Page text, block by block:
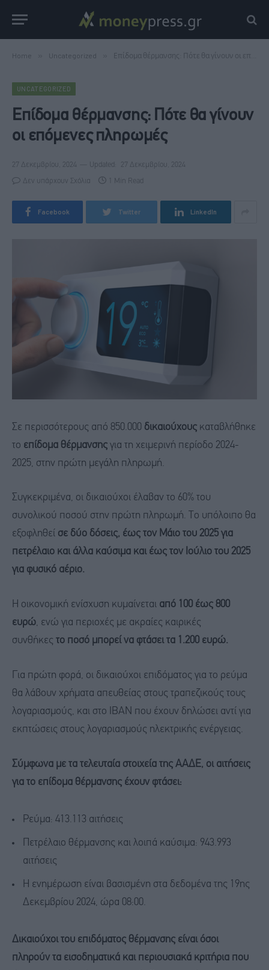
Home Uncategorized Επίδομα θέρμανσης: Πότε θα γίνουν οι επόμενες πληρωμές
UNCATEGORIZED
Επίδομα θέρμανσης: Πότε θα γίνουν
οι επόμενες πληρωμές
27 Δεκεμβρίου, 2024 Updated: 27 Δεκεμβρίου, 2024
Δεν υπάρχουν Σχόλια 1 Min Read
Facebook Twitter LinkedIn
Σε περισσότερους από 850.000 δικαιούχους καταβλήθηκε
το επίδομα θέρμανσης για τη χειμερινή περίοδο 2024-
2025, στην πρώτη μεγάλη πληρωμή.
Συγκεκριμένα, οι δικαιούχοι έλαβαν το 60% του
συνολικού ποσού στην πρώτη πληρωμή. Το υπόλοιπο θα
εξοφληθεί σε δύο δόσεις, έως τον Μάιο του 2025 για
πετρέλαιο και άλλα καύσιμα και έως τον Ιούλιο του 2025
για φυσικό αέριο.
Η οικονομική ενίσχυση κυμαίνεται από 100 έως 800
ευρώ, ενώ για περιοχές με ακραίες καιρικές
συνθήκες το ποσό μπορεί να φτάσει τα 1.200 ευρώ.
Για πρώτη φορά, οι δικαιούχοι επιδόματος για το ρεύμα
θα λάβουν χρήματα απευθείας στους τραπεζικούς τους
λογαριασμούς, και στο ΙΒΑΝ που έχουν δηλώσει αντί για
εκπτώσεις στους λογαριασμούς ηλεκτρικής ενέργειας.
Σύμφωνα με τα τελευταία στοιχεία της ΑΑΔΕ, οι αιτήσεις
για το επίδομα θέρμανσης έχουν φτάσει:
Ρεύμα: 413.113 αιτήσεις
Πετρέλαιο θέρμανσης και λοιπά καύσιμα: 943.993
αιτήσεις
Η ενημέρωση είναι βασισμένη στα δεδομένα της 19ης
Δεκεμβρίου 2024, ώρα 08:00.
Δικαιούχοι του επιδόματος θέρμανσης είναι όσοι
πληρούν τα εισοδηματικά και περιουσιακά κριτήρια που